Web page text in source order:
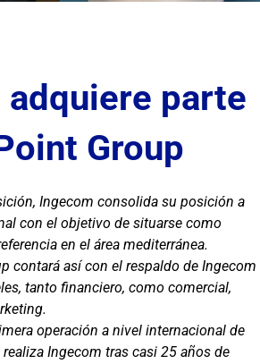
adquiere parte
Group
Ingecom consolida su posición a
con el objetivo de situarse como
en el área mediterránea.
contará así con el respaldo de Ingecom
tanto financiero, como comercial,
operación a nivel internacional de
Ingecom tras casi 25 años de